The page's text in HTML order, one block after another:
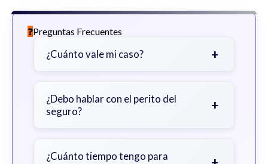
Preguntas Frecuentes
¿Cuánto vale mi caso? +
gravedad de sus lesiones, facturas
médicas, tiempo fuera del trabajo y
¿Debo hablar con el perito del
seguro?
+
primero con un abogado para evitar
¿Cuánto tiempo tengo para